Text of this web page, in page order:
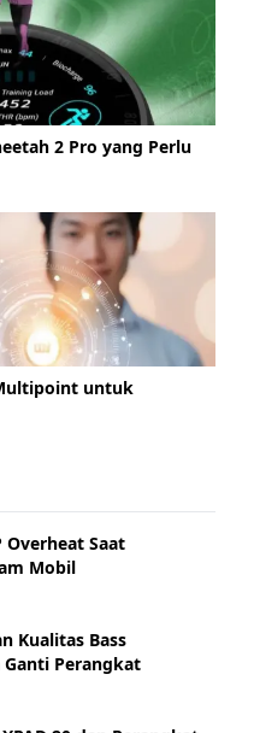
2 Pro yang Perlu
untuk
Overheat Saat
Mobil
Kualitas Bass
Ganti Perangkat